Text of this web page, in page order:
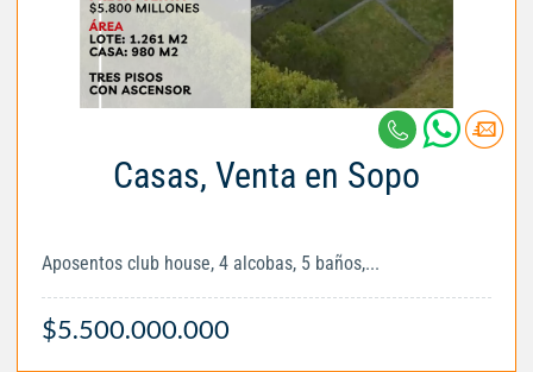
Casas, Venta en Sopo
Aposentos club house, 4 alcobas, 5 baños,...
$5.500.000.000